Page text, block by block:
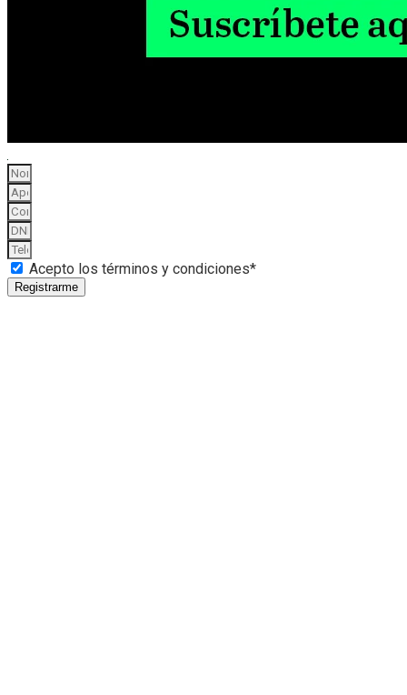
Acepto los términos y condiciones*
Registrarme